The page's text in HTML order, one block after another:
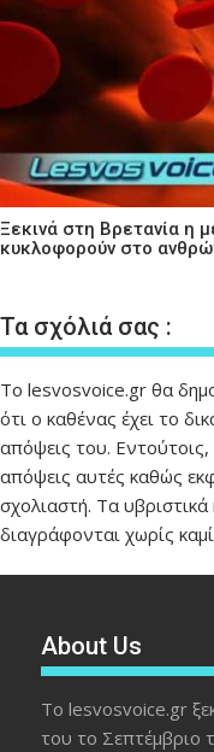
Ξεκινά στη Βρετανία η
κυκλοφορούν στο
Τα σχόλιά σας :
Το lesvosvoice.gr θα
ότι ο καθένας έχει το
απόψεις του. Εντούτοις,
απόψεις αυτές καθώς
σχολιαστή. Τα
διαγράφονται χωρίς
About Us
Το lesvosvoice.gr
του το Σεπτέμβριο